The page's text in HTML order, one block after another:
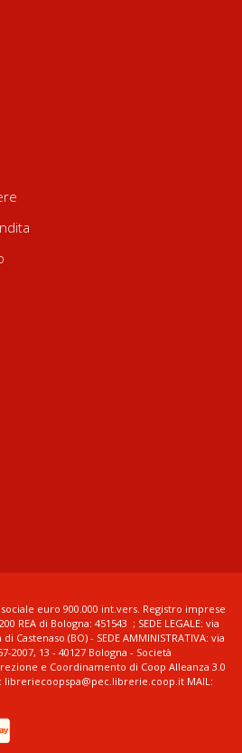
sociale euro 900.000 int.vers. Registro imprese
REA di Bologna: 451543 ; SEDE LEGALE: via
Castenaso (BO) - SEDE AMMINISTRATIVA: via
2007, 13 - 40127 Bologna - Società
e Coordinamento di Coop Alleanza 3.0
libreriecoopspa@pec.librerie.coop.it MAIL: